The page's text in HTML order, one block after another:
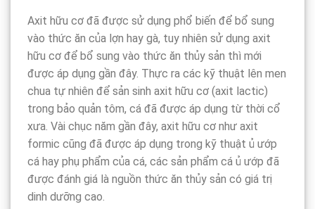
Axit hữu cơ đã được sử dụng phổ biến để bổ sung
vào thức ăn của lợn hay gà, tuy nhiên sử dụng axit
hữu cơ để bổ sung vào thức ăn thủy sản thì mới
được áp dụng gần đây. Thực ra các kỹ thuật lên men
chua tự nhiên để sản sinh axit hữu cơ (axit lactic)
trong bảo quản tôm, cá đã được áp dụng từ thời cổ
xưa. Vài chục năm gần đây, axit hữu cơ như axit
formic cũng đã được áp dụng trong kỹ thuật ủ ướp
cá hay phụ phẩm của cá, các sản phẩm cá ủ ướp đã
được đánh giá là nguồn thức ăn thủy sản có giá trị
dinh dưỡng cao.